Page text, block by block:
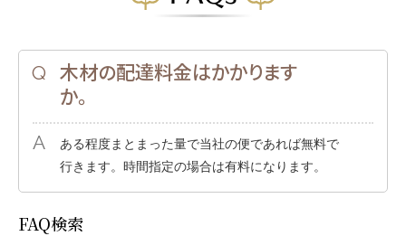
木材の配達料金はかかります
か。
ある程度まとまった量で当社の便であれば無料で
行きます。時間指定の場合は有料になります。
FAQ検索